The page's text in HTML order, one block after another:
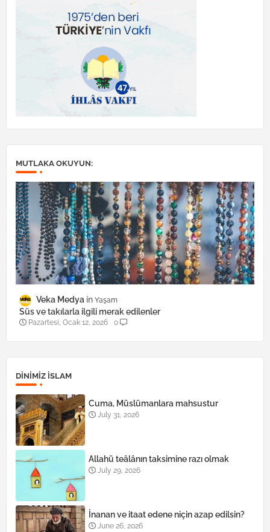
MUTLAKA OKUYUN:
Veka Medya Yaşam
Süs ve takılarla ilgili merak edilenler
Pazartesi, Ocak 12, 2026 0
DINIMIZ ISLAM
Cuma, Müslümanlara mahsustur
July 31, 2026
Allahü teâlânın taksimine razı olmak
July 29, 2026
İnanan ve itaat edene niçin azap edilsin?
June 26, 2026